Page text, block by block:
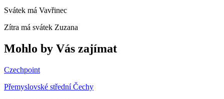
Svátek má Vavřinec
Zítra má svátek Zuzana
Mohlo by Vás zajímat
Czechpoint
Přemyslovské střední Čechy